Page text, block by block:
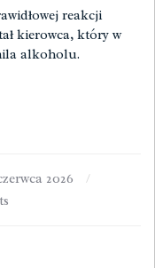
reakcji
kierowca, który w
alkoholu.
2026
/